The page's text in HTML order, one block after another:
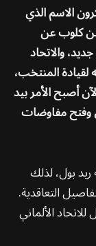
الاسم الذي
كلوب عن
والاتحاد
لقيادة المنتخب،
أصبح الأمر بيد
وفتح مفاوضات
بول، لذلك
التعاقدية.
الألماني